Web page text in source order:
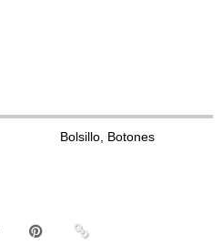
Bolsillo, Botones